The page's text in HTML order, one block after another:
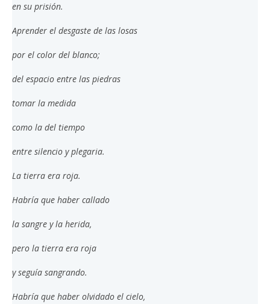
en su prisión.
Aprender el desgaste de las losas
por el color del blanco;
del espacio entre las piedras
tomar la medida
como la del tiempo
entre silencio y plegaria.
La tierra era roja.
Habría que haber callado
la sangre y la herida,
pero la tierra era roja
y seguía sangrando.
Habría que haber olvidado el cielo,